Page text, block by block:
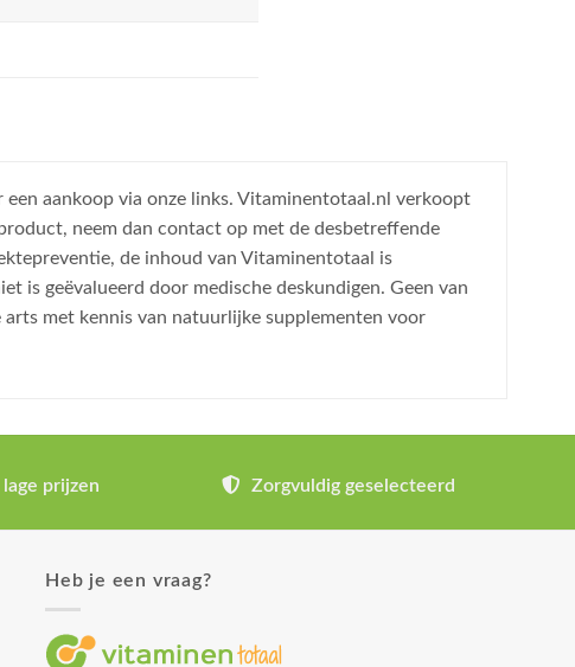
aankoop via onze links. Vitaminentotaal.nl verkoopt
neem dan contact op met de desbetreffende
de inhoud van Vitaminentotaal is
is geëvalueerd door medische deskundigen. Geen van
met kennis van natuurlijke supplementen voor
prijzen Zorgvuldig geselecteerd
Heb je een vraag?